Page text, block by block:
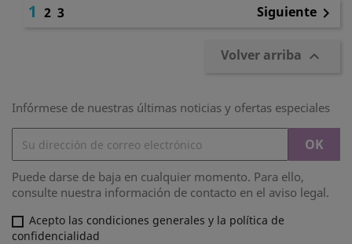
1 2 3 Siguiente 
Volver arriba 
Infórmese de nuestras últimas noticias y ofertas especiales
Puede darse de baja en cualquier momento. Para ello,
consulte nuestra información de contacto en el aviso legal.
Acepto las condiciones generales y la política de
confidencialidad